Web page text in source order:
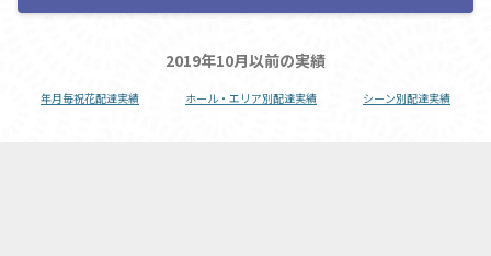
2019年10月以前の実績
年月毎祝花配達実績 ホール・エリア別配達実績 シーン別配達実績